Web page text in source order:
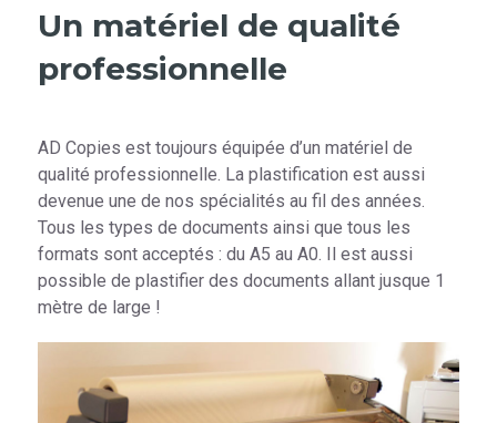
Un matériel de qualité
professionnelle
AD Copies est toujours équipée d’un matériel de
qualité professionnelle. La plastification est aussi
devenue une de nos spécialités au fil des années.
Tous les types de documents ainsi que tous les
formats sont acceptés : du A5 au A0. Il est aussi
possible de plastifier des documents allant jusque 1
mètre de large !